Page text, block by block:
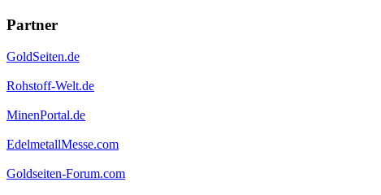
Partner
GoldSeiten.de
Rohstoff-Welt.de
MinenPortal.de
EdelmetallMesse.com
Goldseiten-Forum.com